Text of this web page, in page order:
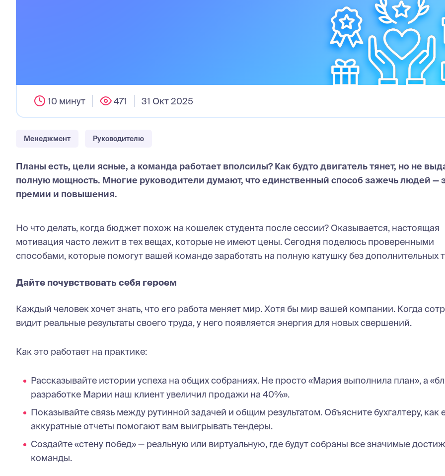
10 минут 471 31 Окт 2025
Менеджмент Руководителю
Планы есть, цели ясные, а команда работает вполсилы? Как будто двигатель тянет, но не
полную мощность. Многие руководители думают, что единственный способ зажечь людей —
премии и повышения.
Но что делать, когда бюджет похож на кошелек студента после сессии? Оказывается, настоящая
мотивация часто лежит в тех вещах, которые не имеют цены. Сегодня поделюсь проверенными
способами, которые помогут вашей команде заработать на полную катушку без дополнительных
Дайте почувствовать себя героем
Каждый человек хочет знать, что его работа меняет мир. Хотя бы мир вашей компании. Когда
видит реальные результаты своего труда, у него появляется энергия для новых свершений.
Как это работает на практике:
Рассказывайте истории успеха на общих собраниях. Не просто «Мария выполнила план», а
разработке Марии наш клиент увеличил продажи на 40%».
Показывайте связь между рутинной задачей и общим результатом. Объясните бухгалтеру, как
аккуратные отчеты помогают вам выигрывать тендеры.
Создайте «стену побед» — реальную или виртуальную, где будут собраны все значимые
команды.